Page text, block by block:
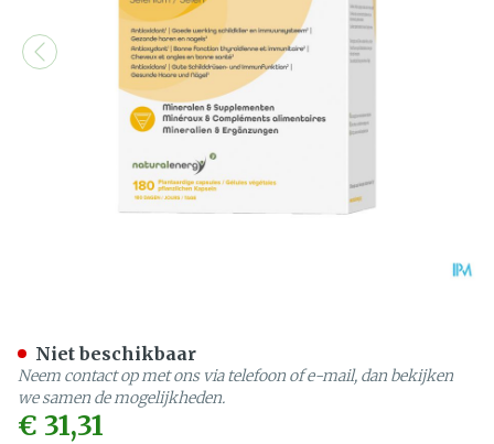
€ 31,31
Niet beschikbaar
Neem contact op met ons via telefoon of e-mail, dan bekijken
we samen de mogelijkheden.